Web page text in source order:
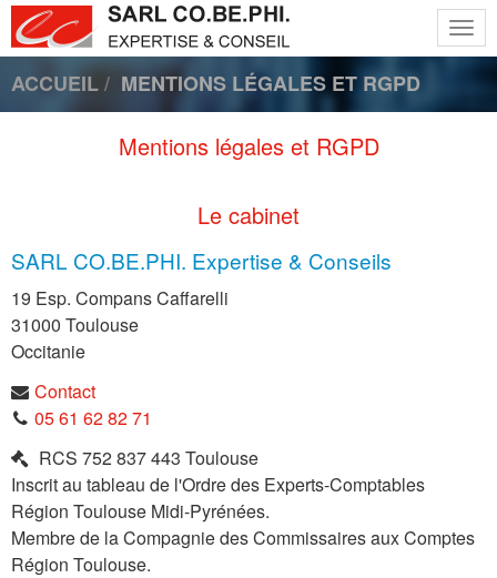
ACCUEIL MENTIONS LÉGALES ET RGPD
Mentions légales et RGPD
Le cabinet
SARL CO.BE.PHI. Expertise & Conseils
19 Esp. Compans Caffarelli
31000 Toulouse
Occitanie
Contact
05 61 62 82 71
RCS 752 837 443 Toulouse
Inscrit au tableau de l'Ordre des Experts-Comptables
Région Toulouse Midi-Pyrénées.
Membre de la Compagnie des Commissaires aux Comptes
Région Toulouse.